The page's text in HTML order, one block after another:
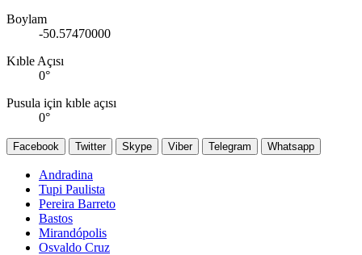
Boylam
-50.57470000
Kıble Açısı
0°
Pusula için kıble açısı
0°
Facebook Twitter Skype Viber Telegram Whatsapp
Andradina
Tupi Paulista
Pereira Barreto
Bastos
Mirandópolis
Osvaldo Cruz